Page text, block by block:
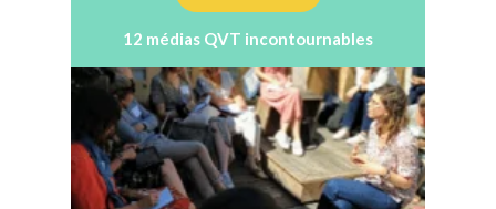
12 médias QVT incontournables